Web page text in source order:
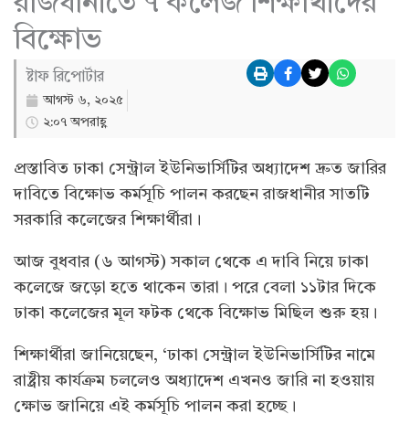
বিক্ষোভ
ষ্টাফ রিপোর্টার
আগস্ট ৬, ২০২৫
২:০৭ অপরাহ্ণ
প্রস্তাবিত ঢাকা সেন্ট্রাল ইউনিভার্সিটির অধ্যাদেশ দ্রুত জারির
দাবিতে বিক্ষোভ কর্মসূচি পালন করছেন রাজধানীর সাতটি
সরকারি কলেজের শিক্ষার্থীরা।
আজ বুধবার (৬ আগস্ট) সকাল থেকে এ দাবি নিয়ে ঢাকা
কলেজে জড়ো হতে থাকেন তারা। পরে বেলা ১১টার দিকে
ঢাকা কলেজের মূল ফটক থেকে বিক্ষোভ মিছিল শুরু হয়।
শিক্ষার্থীরা জানিয়েছেন, ‘ঢাকা সেন্ট্রাল ইউনিভার্সিটির নামে
রাষ্ট্রীয় কার্যক্রম চললেও অধ্যাদেশ এখনও জারি না হওয়ায়
ক্ষোভ জানিয়ে এই কর্মসূচি পালন করা হচ্ছে।